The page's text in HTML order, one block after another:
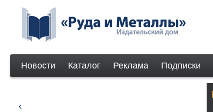
Новости Каталог Реклама Подписки